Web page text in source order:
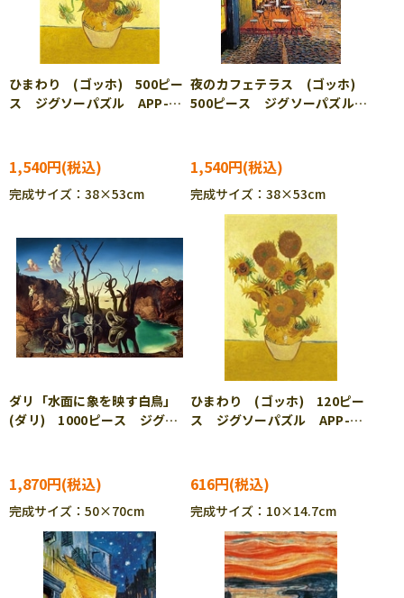
ひまわり (ゴッホ) 500ピー
ス ジグソーパズル APP-
1,540円
完成サイズ：38×53cm
夜のカフェテラス (ゴッホ)
500ピース ジグソーパズル
1,540円
完成サイズ：38×53cm
ダリ「水面に象を映す白鳥」
(ダリ) 1000ピース ジグソ
1,870円
完成サイズ：50×70cm
ひまわり (ゴッホ) 120ピー
ス ジグソーパズル APP-
616円
完成サイズ：10×14.7cm